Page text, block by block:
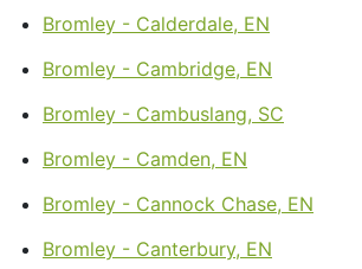
Bromley - Calderdale, EN
Bromley - Cambridge, EN
Bromley - Cambuslang, SC
Bromley - Camden, EN
Bromley - Cannock Chase, EN
Bromley - Canterbury, EN